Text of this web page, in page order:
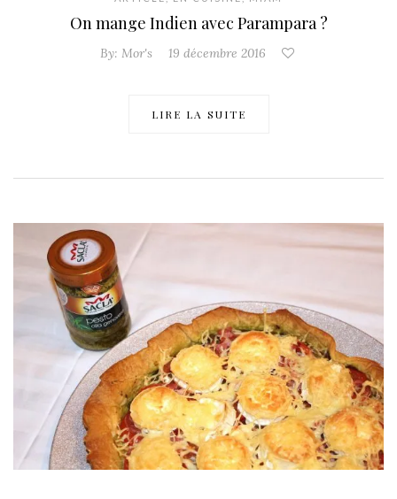
On mange Indien avec Parampara ?
By: Mor's 19 décembre 2016
LIRE LA SUITE